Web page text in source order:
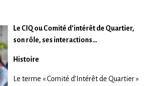
Le CIQ ou Comité d’intérêt de Quartier,
son rôle, ses interactions…
Histoire
Le terme « Comité d’Intérêt de Quartier »